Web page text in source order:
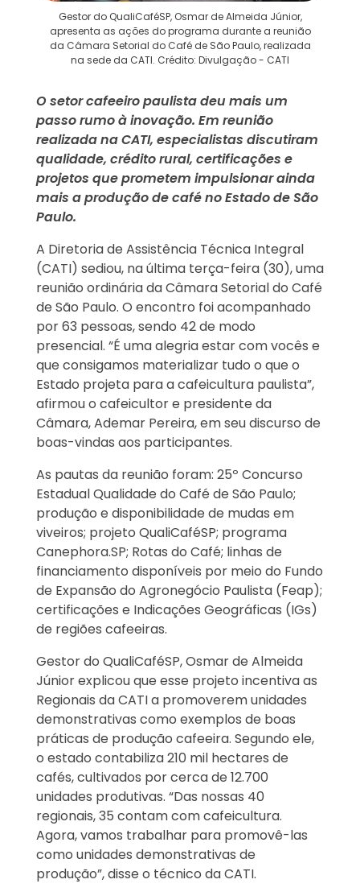
Gestor do QualiCaféSP, Osmar de Almeida Júnior,
apresenta as ações do programa durante a reunião
da Câmara Setorial do Café de São Paulo, realizada
na sede da CATI. Crédito: Divulgação - CATI
O setor cafeeiro paulista deu mais um
passo rumo à inovação. Em reunião
realizada na CATI, especialistas discutiram
qualidade, crédito rural, certificações e
projetos que prometem impulsionar ainda
mais a produção de café no Estado de São
Paulo.
A Diretoria de Assistência Técnica Integral
(CATI) sediou, na última terça-feira (30), uma
reunião ordinária da Câmara Setorial do Café
de São Paulo. O encontro foi acompanhado
por 63 pessoas, sendo 42 de modo
presencial. “É uma alegria estar com vocês e
que consigamos materializar tudo o que o
Estado projeta para a cafeicultura paulista”,
afirmou o cafeicultor e presidente da
Câmara, Ademar Pereira, em seu discurso de
boas-vindas aos participantes.
As pautas da reunião foram: 25º Concurso
Estadual Qualidade do Café de São Paulo;
produção e disponibilidade de mudas em
viveiros; projeto QualiCaféSP; programa
Canephora.SP; Rotas do Café; linhas de
financiamento disponíveis por meio do Fundo
de Expansão do Agronegócio Paulista (Feap);
certificações e Indicações Geográficas (IGs)
de regiões cafeeiras.
Gestor do QualiCaféSP, Osmar de Almeida
Júnior explicou que esse projeto incentiva as
Regionais da CATI a promoverem unidades
demonstrativas como exemplos de boas
práticas de produção cafeeira. Segundo ele,
o estado contabiliza 210 mil hectares de
cafés, cultivados por cerca de 12.700
unidades produtivas. “Das nossas 40
regionais, 35 contam com cafeicultura.
Agora, vamos trabalhar para promovê-las
como unidades demonstrativas de
produção”, disse o técnico da CATI.